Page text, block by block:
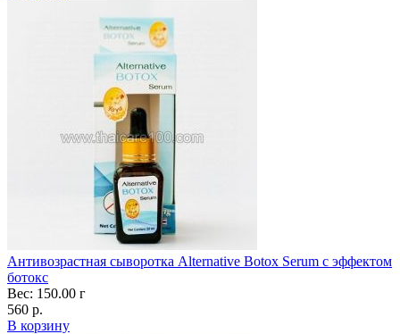
Антивозрастная сыворотка Alternative Botox Serum с эффектом
ботокс
Вес: 150.00 г
560 р.
В корзину